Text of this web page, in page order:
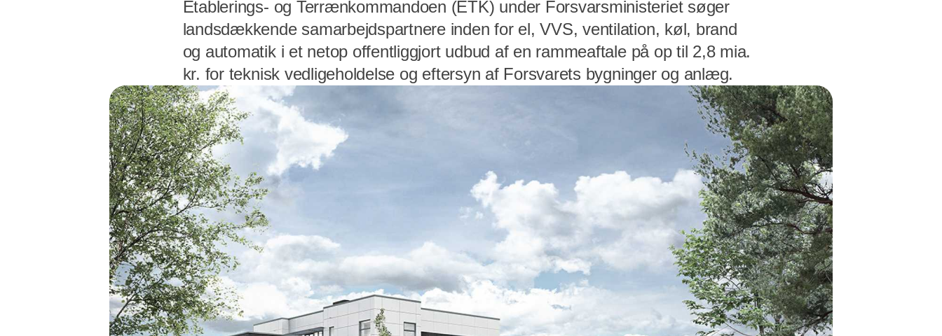
Etablerings- og Terrænkommandoen (ETK) under Forsvarsministeriet søger
landsdækkende samarbejdspartnere inden for el, VVS, ventilation, køl, brand
og automatik i et netop offentliggjort udbud af en rammeaftale på op til 2,8 mia.
kr. for teknisk vedligeholdelse og eftersyn af Forsvarets bygninger og anlæg.